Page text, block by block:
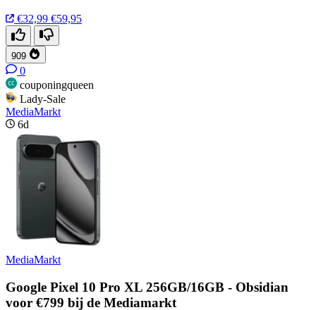
€32,99 €59,95
909
0
couponingqueen
Lady-Sale
MediaMarkt
6d
MediaMarkt
Google Pixel 10 Pro XL 256GB/16GB - Obsidian
voor €799 bij de Mediamarkt